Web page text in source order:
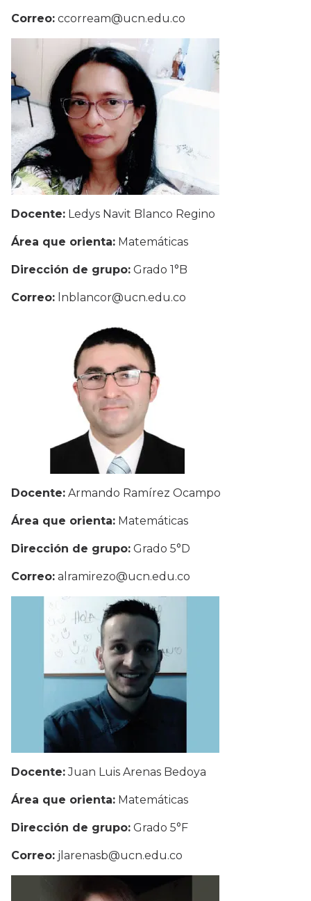
Correo: ccorream@ucn.edu.co
Docente: Ledys Navit Blanco Regino
Área que orienta: Matemáticas
Dirección de grupo: Grado 1°B
Correo: lnblancor@ucn.edu.co
Docente: Armando Ramírez Ocampo
Área que orienta: Matemáticas
Dirección de grupo: Grado 5°D
Correo: alramirezo@ucn.edu.co
Docente:Juan Luis Arenas Bedoya
Área que orienta: Matemáticas
Dirección de grupo: Grado 5°F
Correo: jlarenasb@ucn.edu.co